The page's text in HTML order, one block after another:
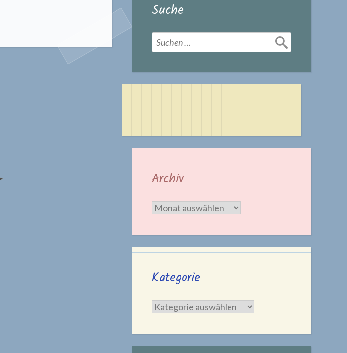
Suche
Suchen
nach:
Archiv
Archiv
Kategorie
Kategorie